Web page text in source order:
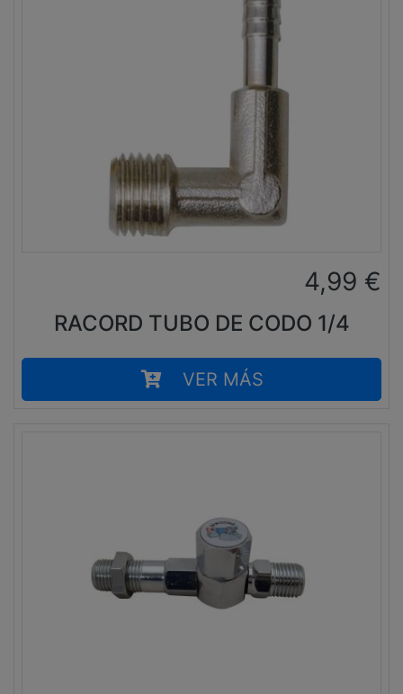
4,99 €
RACORD TUBO DE CODO 1/4
VER MÁS